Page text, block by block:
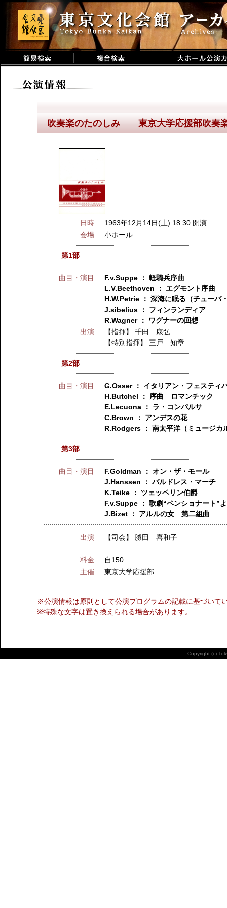
吹奏楽のたのしみ 東京大学応援部吹奏
日時
1963年12月14日(土) 18:30 開演
会場
小ホール
第1部
曲目・演目
F.v.Suppe ： 軽騎兵序曲
L.V.Beethoven ： エグモント序曲
H.W.Petrie ： 深海に眠る（チューバ
J.sibelius ： フィンランディア
R.Wagner ： ワグナーの回想
出演
【指揮】千田 康弘
【特別指揮】 三戸 知章
第2部
曲目・演目
G.Osser ： イタリアン・フェスティ
H.Butchel ： 序曲 ロマンチック
E.Lecuona ： ラ・コンパルサ
C.Brown ： アンデスの花
R.Rodgers ： 南太平洋（ミュージカ
第3部
曲目・演目
F.Goldman ： オン・ザ・モール
J.Hanssen ： パルドレス・マーチ
K.Teike ： ツェッペリン伯爵
F.v.Suppe ： 歌劇“ペンショナート”
J.Bizet ： アルルの女 第二組曲
出演 【司会】 勝田 喜和子
料金
自150
主催
東京大学応援部
※公演情報は原則として公演プログラムの記載に基づいて
※特殊な文字は置き換えられる場合があります。
Copyright (c)